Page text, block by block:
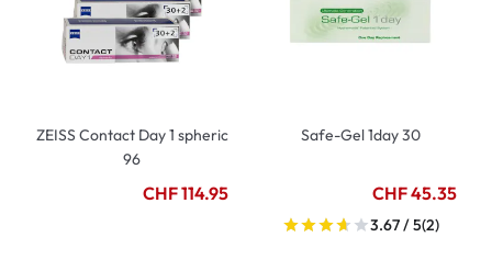
ZEISS Contact Day 1 spheric
96
CHF 114.95
Safe-Gel 1day 30
CHF 45.35
3.67 / 5(2)